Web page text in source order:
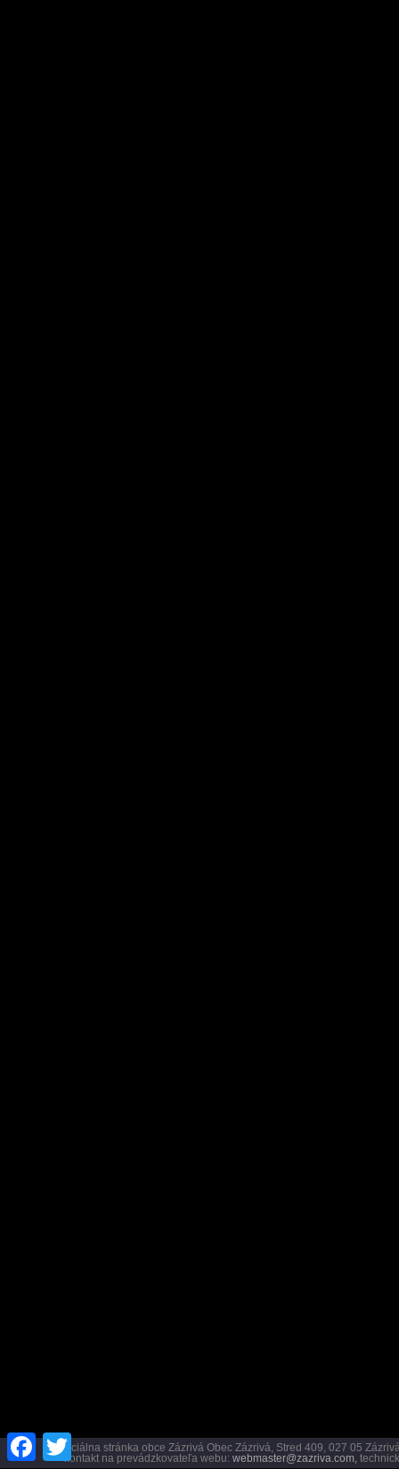
Oficiálna stránka obce Zázrivá Obec Zázrivá, Stred 409, 027 05
kontakt na prevádzkovateľa webu: webmaster@zazriva.com,
FacebookTwitter